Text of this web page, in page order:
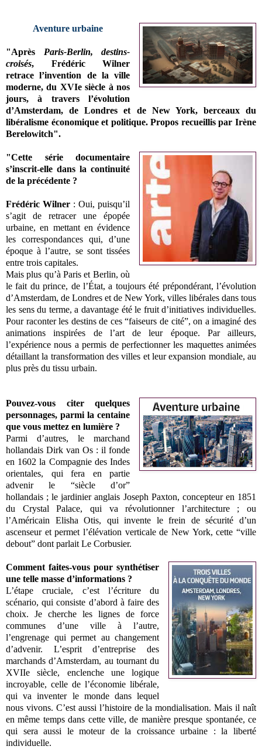
Aventure urbaine
"Après Paris-Berlin, destins-
croisés, Frédéric Wilner
retrace l’invention de la ville
moderne, du XVIe siècle à nos
jours, à travers l’évolution
d’Amsterdam, de Londres et de New York, berceaux du
libéralisme économique et politique.Propos recueillis par Irène
Berelowitch".
"Cette série documentaire
s’inscrit-elle dans la continuité
de la précédente ?
Frédéric Wilner : Oui, puisqu’il
s’agit de retracer une épopée
urbaine, en mettant en évidence
les correspondances qui, d’une
époque à l’autre, se sont tissées
entre trois capitales.
Mais plus qu’à Paris et Berlin, où
le fait du prince, de l’État, a toujours été prépondérant, l’évolution
d’Amsterdam, de Londres et de New York, villes libérales dans tous
les sens du terme, a davantage été le fruit d’initiatives individuelles.
Pour raconter les destins de ces “faiseurs de cité”, on a imaginé des
animations inspirées de l’art de leur époque. Par ailleurs,
l’expérience nous a permis de perfectionner les maquettes animées
détaillant la transformation des villes et leur expansion mondiale, au
plus près du tissu urbain.
Pouvez-vous citer quelques
personnages, parmi la centaine
que vous mettez en lumière ?
Parmi d’autres, le marchand
hollandais Dirk van Os : il fonde
en 1602 la Compagnie des Indes
orientales, qui fera en partie
advenir le “siècle d’or”
hollandais ; le jardinier anglais Joseph Paxton, concepteur en 1851
du Crystal Palace, qui va révolutionner l’architecture ; ou
l’Américain Elisha Otis, qui invente le frein de sécurité d’un
ascenseur et permet l’élévation verticale de New York, cette “ville
debout” dont parlait Le Corbusier.
Comment faites-vous pour synthétiser
une telle masse d’informations ?
L’étape cruciale, c’est l’écriture du
scénario, qui consiste d’abord à faire des
choix. Je cherche les lignes de force
communes d’une ville à l’autre,
l’engrenage qui permet au changement
d’advenir. L’esprit d’entreprise des
marchands d’Amsterdam, au tournant du
XVIIe siècle, enclenche une logique
incroyable, celle de l’économie libérale,
qui va inventer le monde dans lequel
nous vivons. C’est aussi l’histoire de la mondialisation. Mais il naît
en même temps dans cette ville, de manière presque spontanée, ce
qui sera aussi le moteur de la croissance urbaine : la liberté
individuelle.